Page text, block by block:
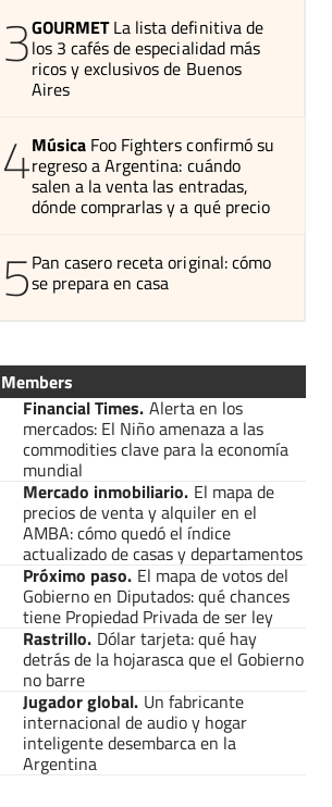
3GOURMET La lista definitiva de
los 3 cafés de especialidad más
ricos y exclusivos de Buenos
Aires
4Música Foo Fighters confirmó su
regreso a Argentina: cuándo
salen a la venta las entradas,
dónde comprarlas y a qué precio
5Pan casero receta original: cómo
se prepara en casa
Members
Financial Times. Alerta en los
mercados: El Niño amenaza a las
commodities clave para la economía
mundial
Mercado inmobiliario. El mapa de
precios de venta y alquiler en el
AMBA: cómo quedó el índice
actualizado de casas y departamentos
Próximo paso. El mapa de votos del
Gobierno en Diputados: qué chances
tiene Propiedad Privada de ser ley
Rastrillo. Dólar tarjeta: qué hay
detrás de la hojarasca que el Gobierno
no barre
Jugador global. Un fabricante
internacional de audio y hogar
inteligente desembarca en la
Argentina